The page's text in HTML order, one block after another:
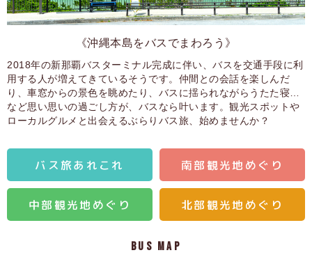
《沖縄本島をバスでまわろう》
2018年の新那覇バスターミナル完成に伴い、バスを交通手段に利
用する人が増えてきているそうです。仲間との会話を楽しんだ
り、車窓からの景色を眺めたり、バスに揺られながらうたた寝…
など思い思いの過ごし方が、バスなら叶います。観光スポットや
ローカルグルメと出会えるぶらりバス旅、始めませんか？
バス旅あれこれ 南部観光地 めぐり
中部観光地 めぐり 北部観光地 めぐり
BUS MAP